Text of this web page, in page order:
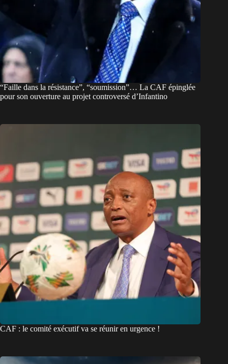
“Faille dans la résistance”, “soumission”… La CAF épinglée
pour son ouverture au projet controversé d’Infantino
CAF : le comité exécutif va se réunir en urgence !